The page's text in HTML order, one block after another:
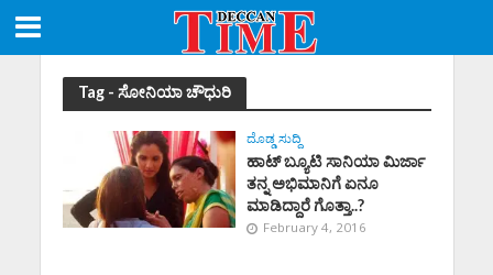
Tag - ಸೋನಿಯಾ ಚೌಧುರಿ
ದೊಡ್ಡ ಸುದ್ದಿ
ಹಾಟ್ ಬ್ಯೂಟಿ ಸಾನಿಯಾ ಮಿರ್ಜಾ
ತನ್ನ ಅಭಿಮಾನಿಗೆ ಏನೂ
ಮಾಡಿದ್ದಾರೆ ಗೊತ್ತಾ..?
February 4, 2016